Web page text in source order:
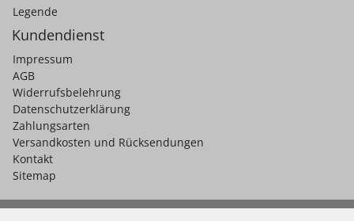
Legende
Kundendienst
Impressum
AGB
Widerrufsbelehrung
Datenschutzerklärung
Zahlungsarten
Versandkosten und Rücksendungen
Kontakt
Sitemap